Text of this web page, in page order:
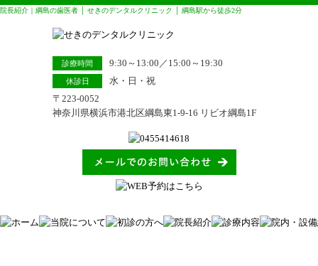
院長紹介｜綱島の歯医者 │ せきのデンタルクリニック │ 綱島駅から徒歩2分
診療時間 9:30～13:00／15:00～19:30
休診日
水・日・祝
〒223-0052
神奈川県横浜市港北区綱島東1-9-16 リビオ綱島1F